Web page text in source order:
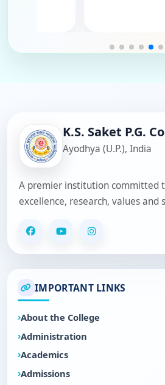
- Clerk
K.S. Saket P.G.
Ayodhya (U.P.), India
A premier institution committed
excellence, research, values and
IMPORTANT LINKS
About the College
Administration
Academics
Admissions